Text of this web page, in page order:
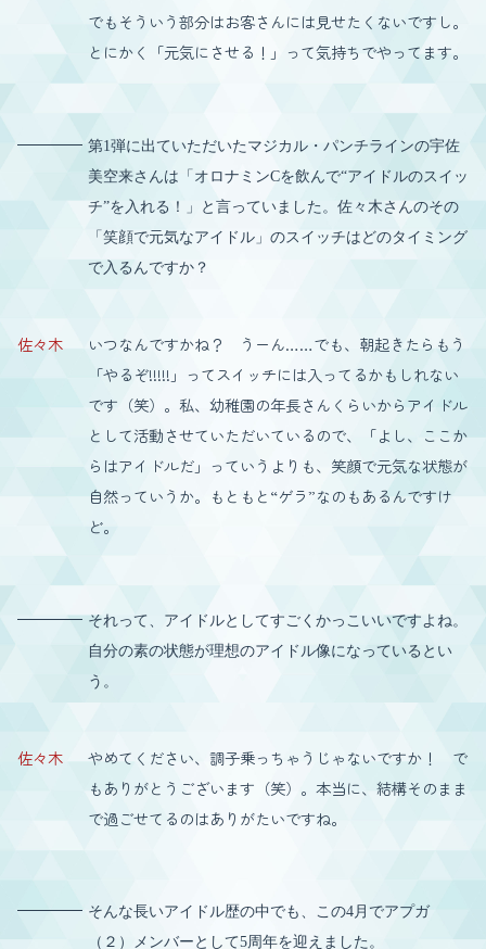
でもそういう部分はお客さんには見せたくないですし。
とにかく「元気にさせる！」って気持ちでやってます。
第1弾に出ていただいたマジカル・パンチラインの宇佐
美空来さんは「オロナミンCを飲んで“アイドルのスイッ
チ”を入れる！」と言っていました。佐々木さんのその
「笑顔で元気なアイドル」のスイッチはどのタイミング
で入るんですか？
佐々木
いつなんですかね？ うーん……でも、朝起きたらもう
「やるぞ!!!!!」ってスイッチには入ってるかもしれない
です（笑）。私、幼稚園の年長さんくらいからアイドル
として活動させていただいているので、「よし、ここか
らはアイドルだ」っていうよりも、笑顔で元気な状態が
自然っていうか。もともと“ゲラ”なのもあるんですけ
ど。
それって、アイドルとしてすごくかっこいいですよね。
自分の素の状態が理想のアイドル像になっているとい
う。
佐々木
やめてください、調子乗っちゃうじゃないですか！ で
もありがとうございます（笑）。本当に、結構そのまま
で過ごせてるのはありがたいですね。
そんな長いアイドル歴の中でも、この4月でアプガ
（２）メンバーとして5周年を迎えました。